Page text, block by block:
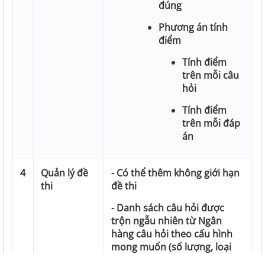
đúng
Phương án tính
điểm
Tính điểm
trên mỗi câu
hỏi
Tính điểm
trên mỗi đáp
án
4
Quản lý đề
thi
- Có thể thêm không giới hạn
đề thi
- Danh sách câu hỏi được
trộn ngẫu nhiên từ Ngân
hàng câu hỏi theo cấu hình
mong muốn (số lượng, loại